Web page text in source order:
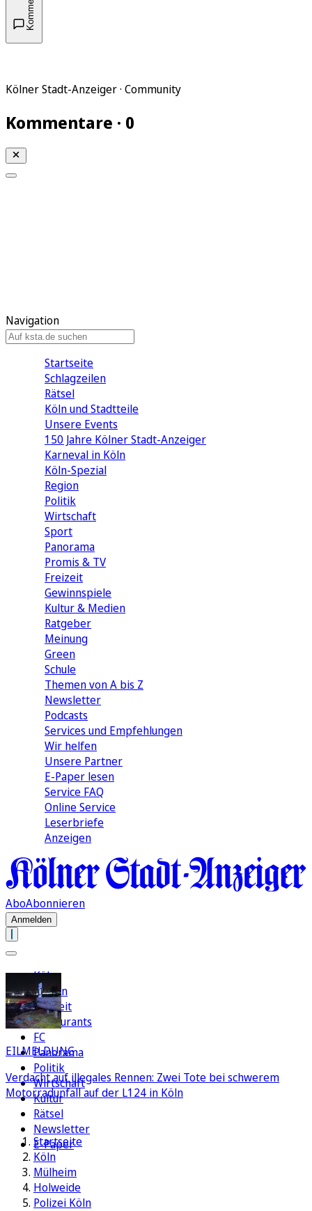
Kölner Stadt-Anzeiger · Community
Kommentare · 0
Navigation
Startseite
Schlagzeilen
Rätsel
Köln und Stadtteile
Unsere Events
150 Jahre Kölner Stadt-Anzeiger
Karneval in Köln
Köln-Spezial
Region
Politik
Wirtschaft
Sport
Panorama
Promis & TV
Freizeit
Gewinnspiele
Kultur & Medien
Ratgeber
Meinung
Green
Schule
Themen von A bis Z
Newsletter
Podcasts
Services und Empfehlungen
Wir helfen
Unsere Partner
E-Paper lesen
Service FAQ
Online Service
Leserbriefe
Anzeigen
AboAbonnieren
Anmelden
Köln
Region
Freizeit
Restaurants
FC
Panorama
Politik
Wirtschaft
Kultur
Rätsel
Newsletter
E-Paper
EILMELDUNG
Verdacht auf illegales Rennen: Zwei Tote bei schwerem
Motorradunfall auf der L124 in Köln
Startseite
Köln
Mülheim
Holweide
Polizei Köln